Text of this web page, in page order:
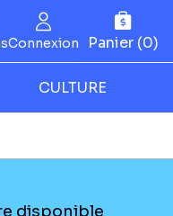
Panier (0)
Connexion
CULTURE
disponible